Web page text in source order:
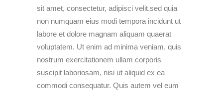
sit amet, consectetur, adipisci velit.sed quia
non numquam eius modi tempora incidunt ut
labore et dolore magnam aliquam quaerat
voluptatem. Ut enim ad minima veniam, quis
nostrum exercitationem ullam corporis
suscipit laboriosam, nisi ut aliquid ex ea
commodi consequatur. Quis autem vel eum